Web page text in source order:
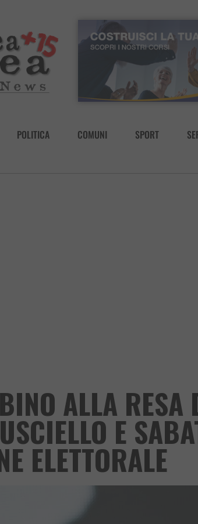
POLITICA COMUNI SPORT
ALLA RESA
E
ELETTORALE